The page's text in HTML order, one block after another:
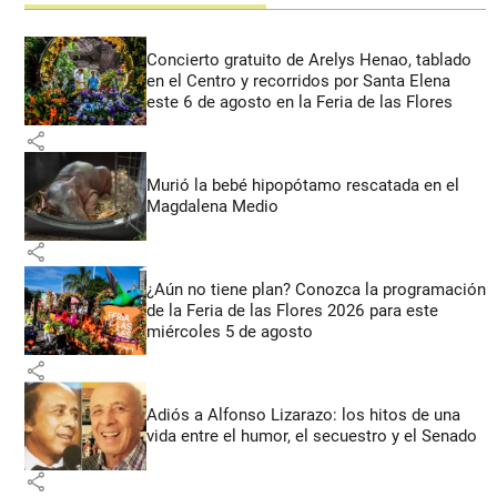
Concierto gratuito de Arelys Henao, tablado
en el Centro y recorridos por Santa Elena
este 6 de agosto en la Feria de las Flores
share
Murió la bebé hipopótamo rescatada en el
Magdalena Medio
share
¿Aún no tiene plan? Conozca la programación
de la Feria de las Flores 2026 para este
miércoles 5 de agosto
share
Adiós a Alfonso Lizarazo: los hitos de una
vida entre el humor, el secuestro y el Senado
share